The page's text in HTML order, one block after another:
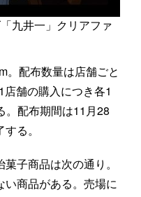
九井一」クリアファ
。配布数量は店舗ごと
舗の購入につき各1
。配布期間は11月28
る。
子商品は次の通り。
い商品がある。売場に